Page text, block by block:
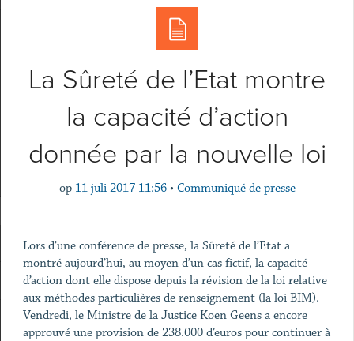
La Sûreté de l’Etat montre
la capacité d’action
donnée par la nouvelle loi
op 11 juli 2017 11:56 • Communiqué de presse
Lors d’une conférence de presse, la Sûreté de l’Etat a
montré aujourd’hui, au moyen d’un cas fictif, la capacité
d’action dont elle dispose depuis la révision de la loi relative
aux méthodes particulières de renseignement (la loi BIM).
Vendredi, le Ministre de la Justice Koen Geens a encore
approuvé une provision de 238.000 d’euros pour continuer à